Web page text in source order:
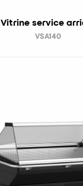
Vitrine service
VSA140